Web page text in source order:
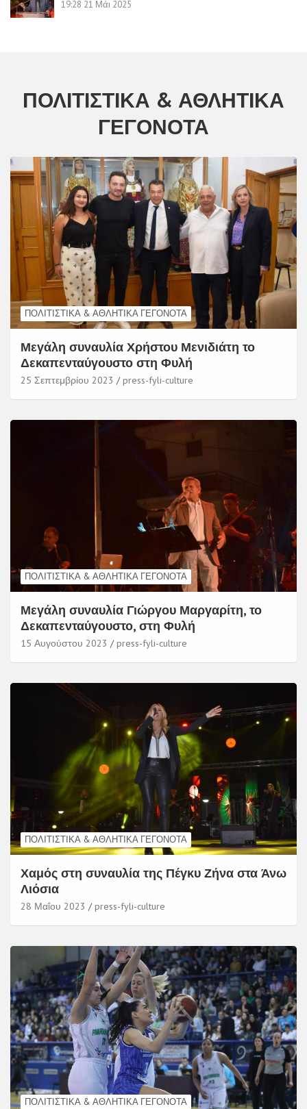
19:28 21 Μάι 2025
ΠΟΛΙΤΙΣΤΙΚΆ & ΑΘΛΗΤΙΚΆ
ΓΕΓΟΝΌΤΑ
ΠΟΛΙΤΙΣΤΙΚΆ & ΑΘΛΗΤΙΚΆ ΓΕΓΟΝΌΤΑ
Μεγάλη συναυλία Χρήστου Μενιδιάτη το
Δεκαπενταύγουστο στη Φυλή
25 Σεπτεμβρίου 2023 press-fyli-culture
ΠΟΛΙΤΙΣΤΙΚΆ & ΑΘΛΗΤΙΚΆ ΓΕΓΟΝΌΤΑ
Μεγάλη συναυλία Γιώργου Μαργαρίτη, το
Δεκαπενταύγουστο, στη Φυλή
15 Αυγούστου 2023 press-fyli-culture
ΠΟΛΙΤΙΣΤΙΚΆ & ΑΘΛΗΤΙΚΆ ΓΕΓΟΝΌΤΑ
Χαμός στη συναυλία της Πέγκυ Ζήνα στα Άνω
Λιόσια
28 Μαΐου 2023 press-fyli-culture
ΠΟΛΙΤΙΣΤΙΚΆ & ΑΘΛΗΤΙΚΆ ΓΕΓΟΝΌΤΑ